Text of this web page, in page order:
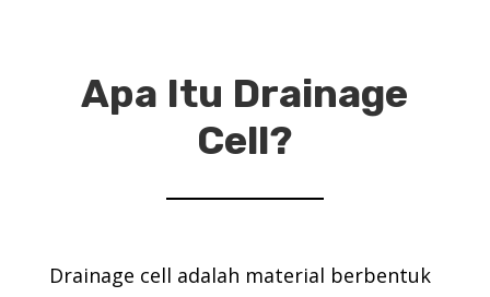
Apa Itu Drainage
Cell?
Drainage cell adalah material berbentuk